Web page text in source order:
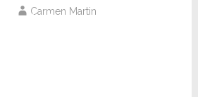
Carmen Martin
edición nos complace